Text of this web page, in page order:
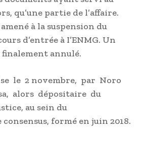
qu’une partie de l’affaire.
à la suspension du
d’entrée à I’ENMG. Un
annulé.
le 2 novembre, par Noro
alors dépositaire du
au sein du
formé en juin 2018.